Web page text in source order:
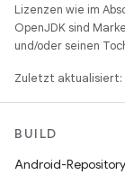
Lizenzen wie im
OpenJDK sind
und/oder seinen
Zuletzt aktualisiert:
BUILD
Android-Repository